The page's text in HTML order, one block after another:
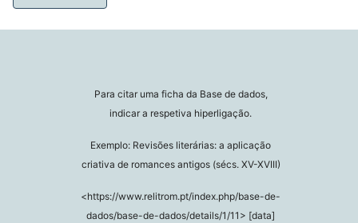
Para citar uma ficha da Base de dados,
indicar a respetiva hiperligação.
Exemplo: Revisões literárias: a aplicação
criativa de romances antigos (sécs. XV-XVIII)
<https://www.relitrom.pt/index.php/base-de-
dados/base-de-dados/details/1/11> [data]